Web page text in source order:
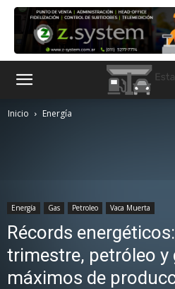
Inicio Energía
Energía Gas Petroleo Vaca Muerta
Récords
trimestre, petróleo y
máximos de